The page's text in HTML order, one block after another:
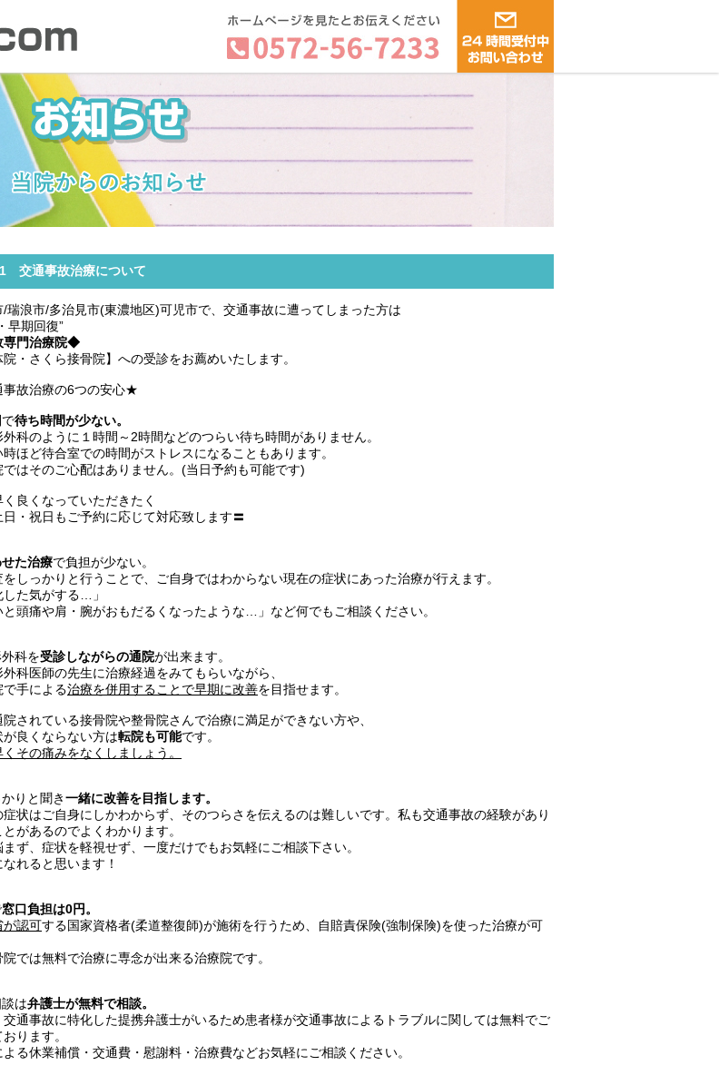
交通事故治療について
瑞浪市/多治見市(東濃地区)可児市で、交通事故に遭ってしまった方は
早期回復”
門治療院◆
院・さくら接骨院】への受診をお薦めいたします。
治療の6つの安心★
待ち時間が少ない。
科のように１時間～2時間などのつらい待ち時間がありません。
ほど待合室での時間がストレスになることもあります。
ではそのご心配はありません。(当日予約も可能です)
良くなっていただきたく
日・祝日もご予約に応じて対応致します〓
た治療で負担が少ない。
しっかりと行うことで、ご自身ではわからない現在の症状にあった治療が行えます。
した気がする…」
と頭痛や肩・腕がおもだるくなったような…」など何でもご相談ください。
科を受診しながらの通院が出来ます。
科医師の先生に治療経過をみてもらいながら、
手による治療を併用することで早期に改善を目指せます。
されている接骨院や整骨院さんで治療に満足ができない方や、
良くならない方は転院も可能です。
くその痛みをなくしましょう。
りと聞き一緒に改善を目指します。
状はご自身にしかわからず、そのつらさを伝えるのは難しいです。私も交通事故の経験があり
があるのでよくわかります。
まず、症状を軽視せず、一度だけでもお気軽にご相談下さい。
れると思います！
窓口負担は0円。
が認可する国家資格者(柔道整復師)が施術を行うため、自賠責保険(強制保険)を使った治療が可
院では無料で治療に専念が出来る治療院です。
は弁護士が無料で相談。
通事故に特化した提携弁護士がいるため患者様が交通事故によるトラブルに関しては無料でご
ります。
よる休業補償・交通費・慰謝料・治療費などお気軽にご相談ください。